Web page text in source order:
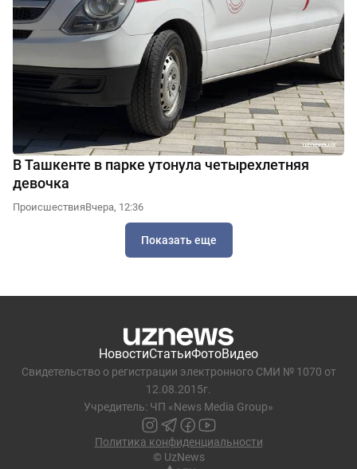
В Ташкенте в парке утонула четырехлетняя
девочка
ПроисшествияВчера, 12:36
Показать еще
НовостиСтатьиФотоВидео
Свидетельство о регистрации электронного СМИ № 1070 от
12.08.2015г.
Учредитель: ЧП «News Media Group»
Политика конфиденциальности
© UzNews